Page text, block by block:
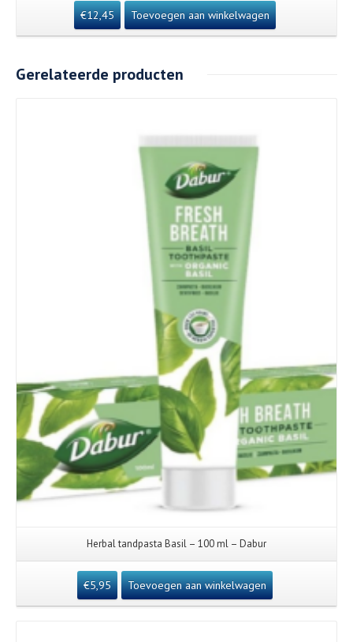
€12,45 Toevoegen aan winkelwagen
Gerelateerde producten
Herbal tandpasta Basil – 100 ml – Dabur
€5,95 Toevoegen aan winkelwagen